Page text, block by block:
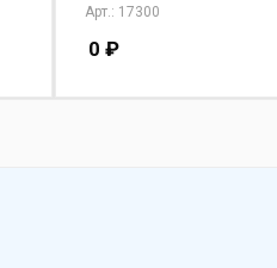
Арт.: 17300
0 ₽